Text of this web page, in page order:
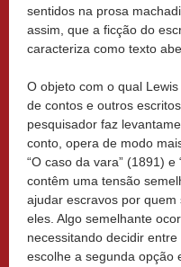
sentidos na prosa
assim, que a ficção do
caracteriza como texto
O objeto com o qual
de contos e outros
pesquisador faz
conto, opera de modo
“O caso da vara” (1891)
contêm uma tensão
ajudar escravos por
eles. Algo semelhante
necessitando decidir
escolhe a segunda opção